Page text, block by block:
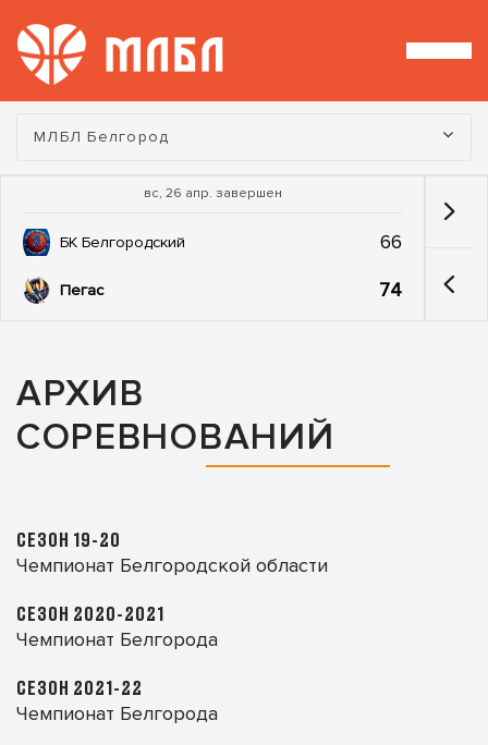
Турнир:
МЛБЛ Белгород
вс, 26 апр. завершен
БК Белгородский 66
Пегас 74
АРХИВ
СОРЕВНОВАНИЙ
СЕЗОН 19-20
Чемпионат Белгородской области
СЕЗОН 2020-2021
Чемпионат Белгорода
СЕЗОН 2021-22
Чемпионат Белгорода